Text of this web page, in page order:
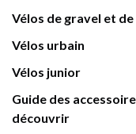
Vélos de gravel et
Vélos urbain
Vélos junior
Guide des
découvrir